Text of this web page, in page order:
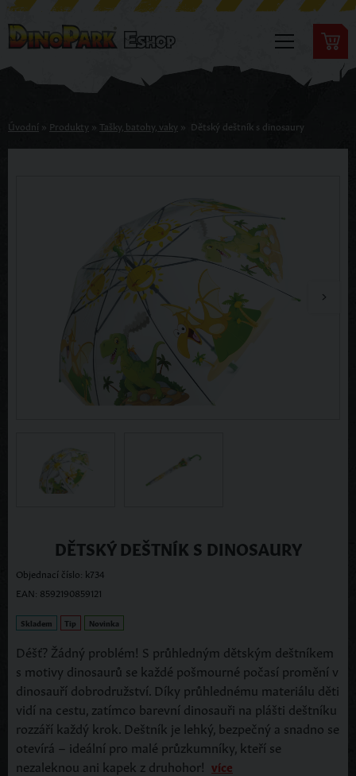
Úvodní » Produkty » Tašky, batohy, vaky » Dětský deštník s dinosaury
DĚTSKÝ DEŠTNÍK S DINOSAURY
Objednací číslo: k734
EAN: 8592190859121
Skladem Tip Novinka
Déšť? Žádný problém! S průhledným dětským deštníkem
s motivy dinosaurů se každé pošmourné počasí promění v
dinosauří dobrodružství. Díky průhlednému materiálu děti
vidí na cestu, zatímco barevní dinosauři na plášti deštníku
rozzáří každý krok. Deštník je lehký, bezpečný a snadno se
otevírá – ideální pro malé průzkumníky, kteří se
nezaleknou ani kapek z druhohor! více